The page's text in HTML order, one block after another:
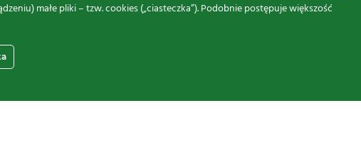
małe pliki – tzw. cookies („ciasteczka”). Podobnie postępuje większość